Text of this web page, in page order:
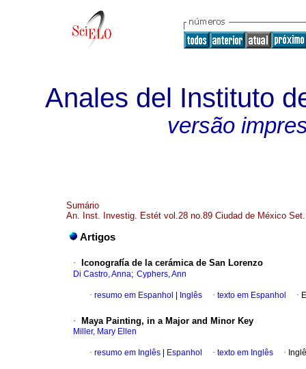
Anales del Instituto
versão
Sumário
An. Inst. Investig. Estét vol.28 no.89 Ciudad de México
Artigos
· Iconografía de la cerámica de San Lorenzo
Di Castro, Anna; Cyphers, Ann
· resumo em Espanhol Inglês · texto em Espanhol ·
· Maya Painting, in a Major and Minor Key
Miller, Mary Ellen
· resumo em Inglês Espanhol · texto em Inglês ·